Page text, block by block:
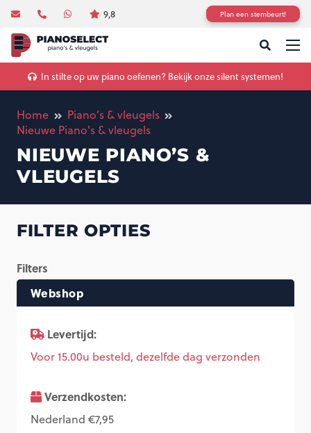
9,8 Plan een stembeurt!
In stilte op uw piano oefenen? Bekijk onze silent systemen!
Home
Piano’s & vleugels
Nieuwe Piano's & vleugels
NIEUWE PIANO’S &
VLEUGELS
FILTER OPTIES
Filters
Webshop
Levertijd:
Voor 15.00u besteld, dezelfde dag verzonden
Verzendkosten:
Nederland €7,95